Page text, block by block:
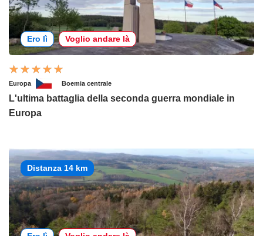
Ero lì Voglio andare là
Europa Boemia centrale
L'ultima battaglia della seconda guerra mondiale in
Europa
Distanza 14 km